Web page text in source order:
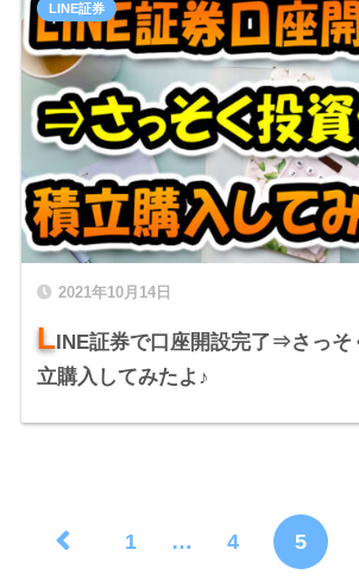
2021年10月14日
LINE証券で口座開設完了⇒さっそ
立購入してみたよ♪
LINE証券
1 … 4 5